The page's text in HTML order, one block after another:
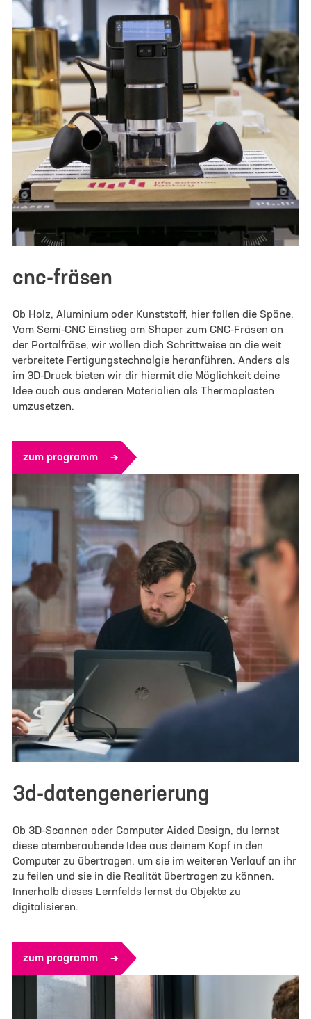
cnc-fräsen
Ob Holz, Aluminium oder Kunststoff, hier fallen die Späne.
Vom Semi-CNC Einstieg am Shaper zum CNC-Fräsen an
der Portalfräse, wir wollen dich Schrittweise an die weit
verbreitete Fertigungstechnolgie heranführen. Anders als
im 3D-Druck bieten wir dir hiermit die Möglichkeit deine
Idee auch aus anderen Materialien als Thermoplasten
umzusetzen.
zum programm
3d-datengenerierung
Ob 3D-Scannen oder Computer Aided Design, du lernst
diese atemberaubende Idee aus deinem Kopf in den
Computer zu übertragen, um sie im weiteren Verlauf an ihr
zu feilen und sie in die Realität übertragen zu können.
Innerhalb dieses Lernfelds lernst du Objekte zu
digitalisieren.
zum programm